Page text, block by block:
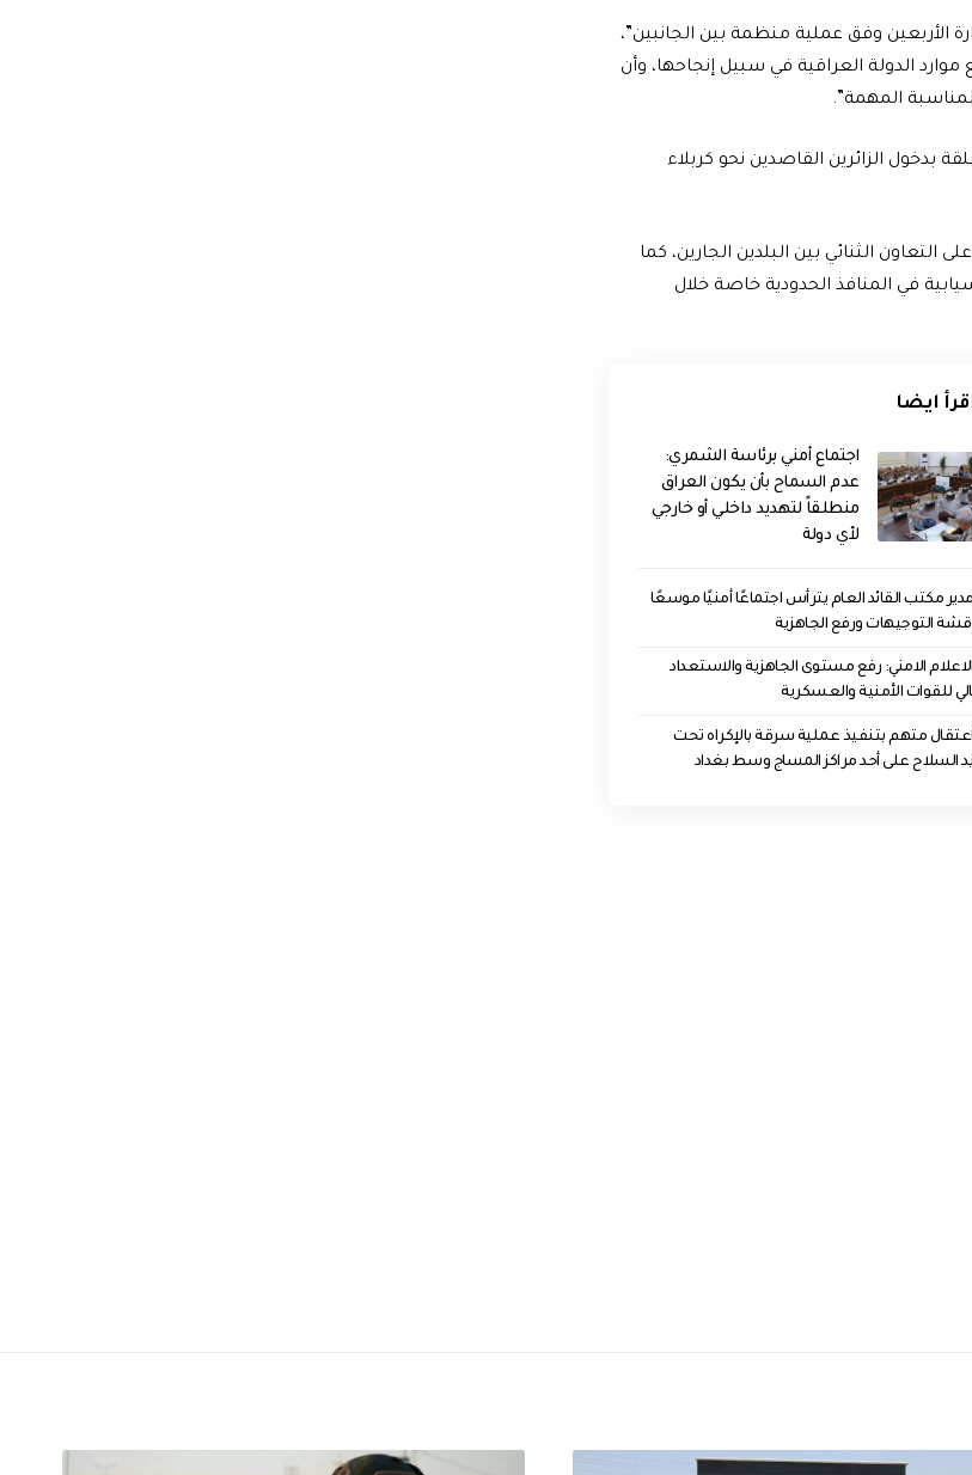
الأربعين وفق عملية منظمة بين الجانبين”،
موارد الدولة العراقية في سبيل إنجاحها، وأن
المهمة”.
بدخول الزائرين القاصدين نحو كربلاء
التعاون الثنائي بين البلدين الجارين، كما
في المنافذ الحدودية خاصة خلال
ايضا
اجتماع أمني برئاسة الشمري:
عدم السماح بأن يكون العراق
منطلقاً لتهديد داخلي أو خارجي
لأي دولة
مدير مكتب القائد العام يترأس اجتماعًا أمنيًا موسعًا
التوجيهات ورفع الجاهزية
الاعلام الامني: رفع مستوى الجاهزية والاستعداد
للقوات الأمنية والعسكرية
اعتقال متهم بتنفيذ عملية سرقة بالإكراه تحت
السلاح على أحد مراكز المساج وسط بغداد